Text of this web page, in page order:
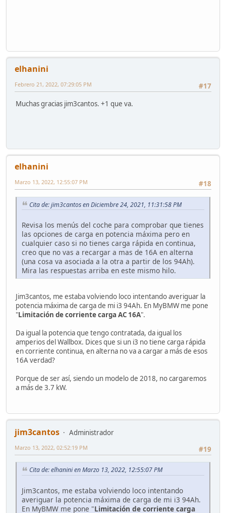
elhanini
#17
Febrero 21, 2022, 07:29:05 PM
Muchas gracias jim3cantos. +1 que va.
elhanini
#18
Marzo 13, 2022, 12:55:07 PM
Cita de: jim3cantos en Diciembre 24, 2021, 11:31:58 PM
Revisa los menús del coche para comprobar que tienes
las opciones de carga en potencia máxima pero en
cualquier caso si no tienes carga rápida en continua,
creo que no vas a recargar a mas de 16A en alterna
(una cosa va asociada a la otra a partir de los 94Ah).
Mira las respuestas arriba en este mismo hilo.
Jim3cantos, me estaba volviendo loco intentando averiguar la
potencia máxima de carga de mi i3 94Ah. En MyBMW me pone
"Limitación de corriente carga AC 16A".
Da igual la potencia que tengo contratada, da igual los
amperios del Wallbox. Dices que si un i3 no tiene carga rápida
en corriente continua, en alterna no va a cargar a más de esos
16A verdad?
Porque de ser así, siendo un modelo de 2018, no cargaremos
a más de 3.7 kW.
jim3cantos
Administrador
#19
Marzo 13, 2022, 02:52:19 PM
Cita de: elhanini en Marzo 13, 2022, 12:55:07 PM
Jim3cantos, me estaba volviendo loco intentando
averiguar la potencia máxima de carga de mi i3 94Ah.
En MyBMW me pone "Limitación de corriente carga